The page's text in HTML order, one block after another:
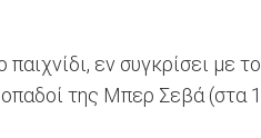
εν συγκρίσει με
της Μπερ Σεβά (στα